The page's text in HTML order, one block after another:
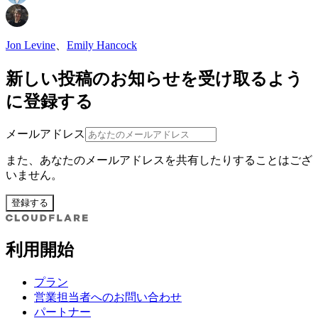
Jon Levine Emily Hancock
新しい投稿のお知らせを受け取るよう
に登録する
メールアドレス
また、あなたのメールアドレスを共有したりすることはござ
いません。
登録する
利用開始
プラン
営業担当者へのお問い合わせ
パートナー